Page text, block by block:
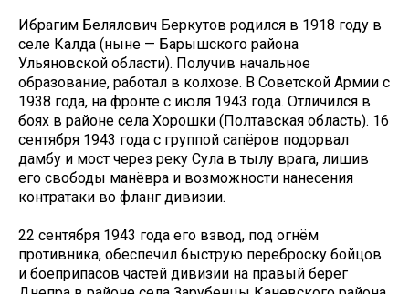
Ибрагим Белялович Беркутов родился в 1918 году в
селе Калда (ныне — Барышского района
Ульяновской области). Получив начальное
образование, работал в колхозе. В Советской Армии с
1938 года, на фронте с июля 1943 года. Отличился в
боях в районе села Хорошки (Полтавская область). 16
сентября 1943 года с группой сапёров подорвал
дамбу и мост через реку Сула в тылу врага, лишив
его свободы манёвра и возможности нанесения
контратаки во фланг дивизии.
22 сентября 1943 года его взвод, под огнём
противника, обеспечил быструю переброску бойцов
и боеприпасов частей дивизии на правый берег